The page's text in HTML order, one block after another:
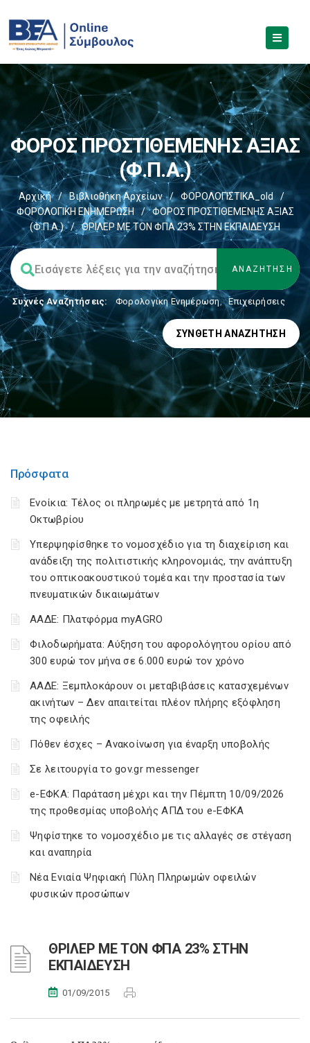
ΦΟΡΟΣ ΠΡΟΣΤΙΘΕΜΕΝΗΣ ΑΞΙΑΣ
(Φ.Π.Α.)
Αρχική / Βιβλιοθήκη Αρχείων / ΦΟΡΟΛΟΓΙΣΤΙΚΑ_old
/
ΦΟΡΟΛΟΓΙΚΗ ΕΝΗΜΕΡΩΣΗ
/
ΦΟΡΟΣ ΠΡΟΣΤΙΘΕΜΕΝΗΣ ΑΞΙΑΣ
(Φ.Π.Α.)
/ ΘΡΙΛΕΡ ΜΕ ΤΟΝ ΦΠΑ 23% ΣΤΗΝ ΕΚΠΑΙΔΕΥΣΗ
Συχνές Αναζητήσεις: Φορολογικη Ενημέρωση, Επιχειρήσεις
ΣΎΝΘΕΤΗ ΑΝΑΖΉΤΗΣΗ
Πρόσφατα
Ενοίκια: Τέλος οι πληρωμές με μετρητά από 1η
Οκτωβρίου
Υπερψηφίσθηκε το νομοσχέδιο για τη διαχείριση και
ανάδειξη της πολιτιστικής κληρονομιάς, την ανάπτυξη
του οπτικοακουστικού τομέα και την προστασία των
πνευματικών δικαιωμάτων
ΑΑΔΕ: Πλατφόρμα myAGRO
Φιλοδωρήματα: Αύξηση του αφορολόγητου ορίου από
300 ευρώ τον μήνα σε 6.000 ευρώ τον χρόνο
ΑΑΔΕ: Ξεμπλοκάρουν οι μεταβιβάσεις κατασχεμένων
ακινήτων – Δεν απαιτείται πλέον πλήρης εξόφληση
της οφειλής
Πόθεν έσχες – Ανακοίνωση για έναρξη υποβολής
Σε λειτουργία το gov.gr messenger
e-ΕΦΚΑ: Παράταση μέχρι και την Πέμπτη 10/09/2026
της προθεσμίας υποβολής ΑΠΔ του e-ΕΦΚΑ
Ψηφίστηκε το νομοσχέδιο με τις αλλαγές σε στέγαση
και αναπηρία
Νέα Ενιαία Ψηφιακή Πύλη Πληρωμών οφειλών
φυσικών προσώπων
ΘΡΙΛΕΡ ΜΕ ΤΟΝ ΦΠΑ 23% ΣΤΗΝ
ΕΚΠΑΙΔΕΥΣΗ
01/09/2015